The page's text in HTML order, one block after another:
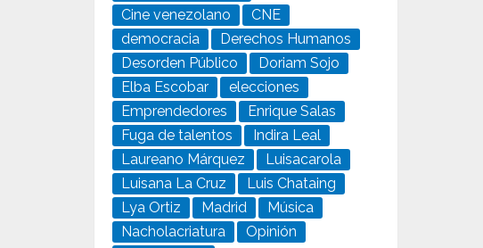
Cine venezolano
CNE
democracia
Derechos Humanos
Desorden Público
Doriam Sojo
Elba Escobar
elecciones
Emprendedores
Enrique Salas
Fuga de talentos
Indira Leal
Laureano Márquez
Luisacarola
Luisana La Cruz
Luis Chataing
Lya Ortiz
Madrid
Música
Nacholacriatura
Opinión